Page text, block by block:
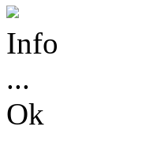
Info
...
Ok